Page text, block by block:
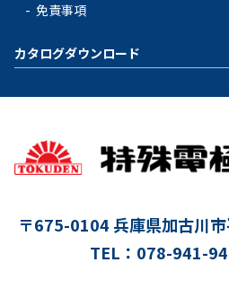
免責事項
カタログダウンロード
〒675-0104 兵庫県加古川
TEL：078-941-